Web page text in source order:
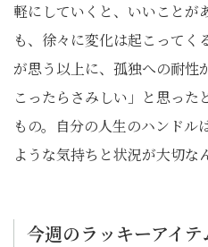
軽にしていくと、いいことが
も、徐々に変化は起こって
が思う以上に、孤独への耐性
こったらさみしい」と思った
もの。自分の人生のハンドル
ような気持ちと状況が大切な
今週のラッキーアイテ